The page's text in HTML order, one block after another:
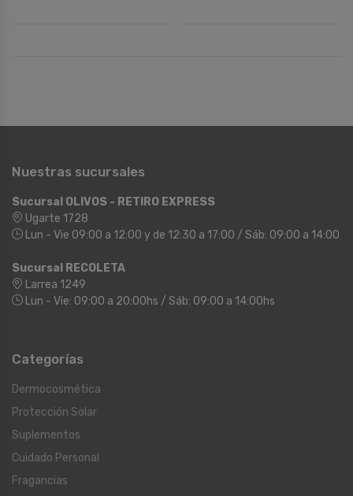
Nuestras sucursales
Sucursal OLIVOS - RETIRO EXPRESS
Ugarte 1728
Lun - Vie 09:00 a 12:00 y de 12:30 a 17:00 / Sáb: 09:00 a 14:00
Sucursal RECOLETA
Larrea 1249
Lun - Vie: 09:00 a 20:00hs / Sáb: 09:00 a 14:00hs
Categorías
Dermocosmética
Protección Solar
Suplementos
Cuidado Personal
Fragancias